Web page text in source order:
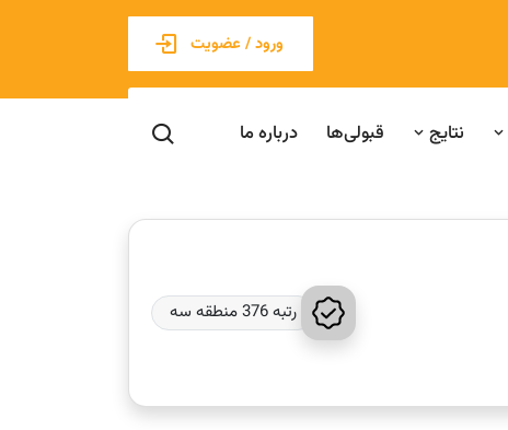
ورود / عضویت
نتایج قبولی‌ها درباره ما
رتبه 376 منطقه سه